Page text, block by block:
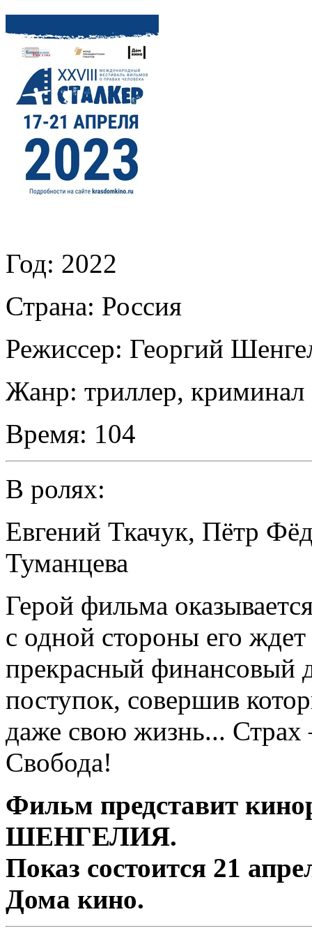
Год: 2022
Страна: Россия
Режиссер: Георгий
Жанр: триллер, криминал
Время: 104
В ролях:
Евгений Ткачук, Пётр
Туманцева
Герой фильма
с одной стороны его
прекрасный финансовый
поступок, совершив
даже свою жизнь... Страх
Свобода!
Фильм представит
ШЕНГЕЛИЯ.
Показ состоится 21
Дома кино.